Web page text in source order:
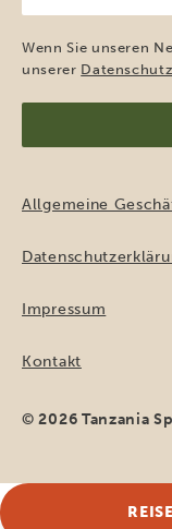
Mail-
Adresse
(erforderlich)
Wenn Sie unseren
unserer
Allgemeine
Impressum
Kontakt
© 2026 Tanzania